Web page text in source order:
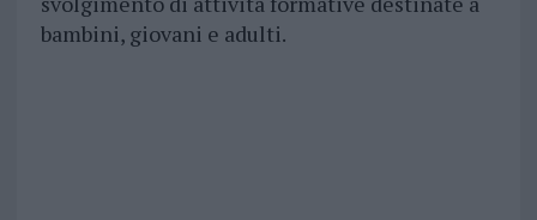
bambini, giovani e adulti.